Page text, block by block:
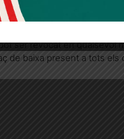
un compte al Diari el
explícit per rebre
ser revocat en qualsevol
de baixa present a tots els